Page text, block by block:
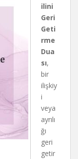
ilini
Geri
Geti
rme
Dua
sı,
bir
ilişkiy
i
veya
ayrılı
ğı
geri
getir